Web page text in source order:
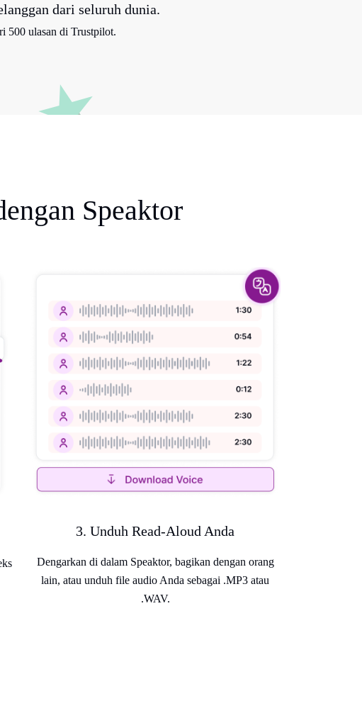
dari seluruh dunia.
500 ulasan di Trustpilot.
Speaktor
3. Unduh Read-Aloud Anda
Dengarkan di dalam Speaktor, bagikan dengan orang
lain, atau unduh file audio Anda sebagai .MP3 atau
.WAV.